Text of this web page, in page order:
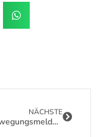
NÄCHSTE
Solar-Bewegungsmelderleuchten: Ihre Beleuchtungslösung mit 9 Modi